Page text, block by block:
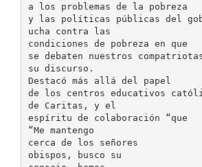
a los problemas de la pobreza
y las políticas públicas del
ucha contra las
condiciones de pobreza en que
se debaten nuestros
su discurso.
Destacó más allá del papel
de los centros educativos
de Caritas, y el
espíritu de colaboración “que
“Me mantengo
cerca de los señores
obispos, busco su